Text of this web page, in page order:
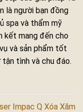
là người bạn đồng
spa và thẩm mỹ
kết mang đến cho
và sản phẩm tốt
tình và chu đáo.
Impac Q Xóa Xăm